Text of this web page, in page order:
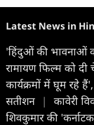
Latest News in
'हिंदुओं की भावनाओं
रामायण फिल्म को दी
कार्यक्रमों में घूम रहे
सतीशन |
कावेरी
शिवकुमार की